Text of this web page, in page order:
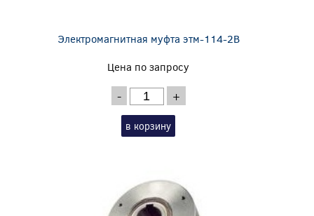
Электромагнитная муфта этм-114-2В
Цена по запросу
- +
в корзину